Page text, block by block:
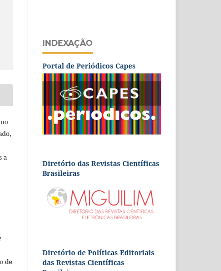
a
de
INDEXAÇÃO
Portal de Periódicos Capes
Diretório das Revistas Científicas
Brasileiras
Diretório de Políticas Editoriais
das Revistas Científicas